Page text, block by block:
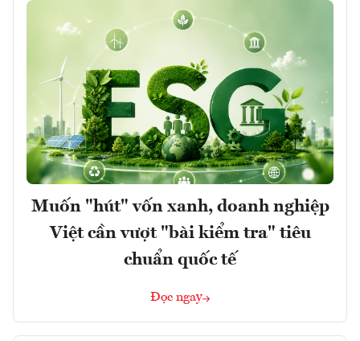
Muốn "hút" vốn xanh, doanh nghiệp
Việt cần vượt "bài kiểm tra" tiêu
chuẩn quốc tế
Đọc ngay